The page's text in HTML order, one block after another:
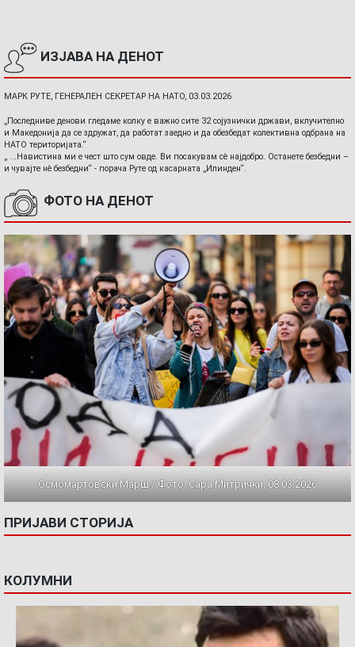
ИЗЈАВА НА ДЕНОТ
МАРК РУТЕ, ГЕНЕРАЛЕН СЕКРЕТАР НА НАТО, 03.03.2026
„Последниве денови гледаме колку е важно сите 32 сојузнички држави, вклучително
и Македонија да се здружат, да работат заедно и да обезбедат колективна одбрана на
НАТО територијата.“
„ ...Навистина ми е чест што сум овде. Ви посакувам сè најдобро. Останете безбедни –
и чувајте нè безбедни“ - порача Руте од касарната „Илинден“.
ФОТО НА ДЕНОТ
Осмомартовски Марш / Фото: Сара Митрички, 08.03.2026
ПРИЈАВИ СТОРИЈА
КОЛУМНИ